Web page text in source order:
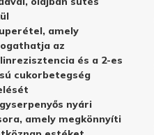
amely
az
és a 2-es
cukorbetegség
nyári
amely megkönnyíti